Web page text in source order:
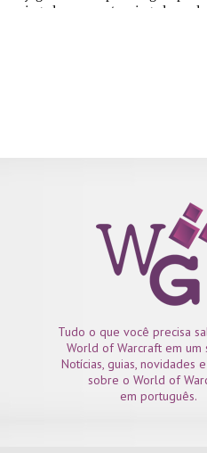
Tudo o que você precisa
World of Warcraft em um
Notícias, guias, novidades
sobre o World of
em português.